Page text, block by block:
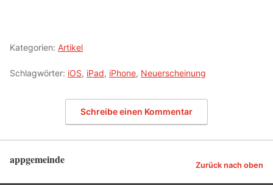
Kategorien: Artikel
Schlagwörter: iOS, iPad, iPhone, Neuerscheinung
Schreibe einen Kommentar
appgemeinde Zurück nach oben